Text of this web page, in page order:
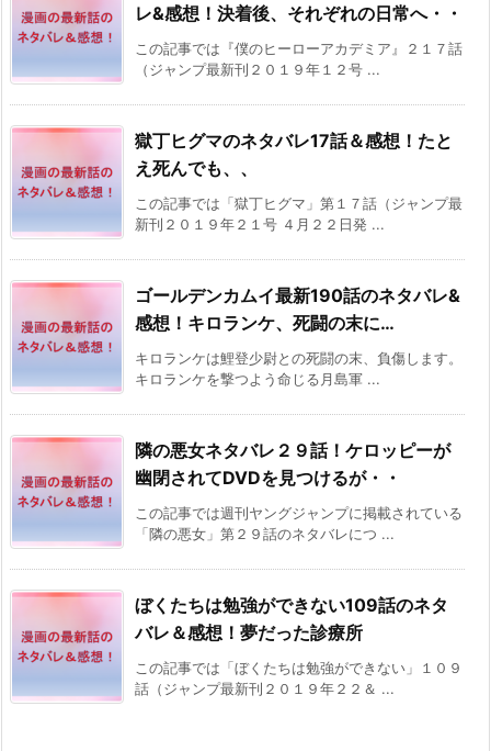
レ&感想！決着後、それぞれの日常へ・・
この記事では『僕のヒーローアカデミア』２１７話
（ジャンプ最新刊２０１９年１２号 ...
獄丁ヒグマのネタバレ17話＆感想！たと
え死んでも、、
この記事では「獄丁ヒグマ」第１７話（ジャンプ最
新刊２０１９年２１号 ４月２２日発 ...
ゴールデンカムイ最新190話のネタバレ&
感想！キロランケ、死闘の末に…
キロランケは鯉登少尉との死闘の末、負傷します。
キロランケを撃つよう命じる月島軍 ...
隣の悪女ネタバレ２９話！ケロッピーが
幽閉されてDVDを見つけるが・・
この記事では週刊ヤングジャンプに掲載されている
「隣の悪女」第２９話のネタバレにつ ...
ぼくたちは勉強ができない109話のネタ
バレ＆感想！夢だった診療所
この記事では「ぼくたちは勉強ができない」１０９
話（ジャンプ最新刊２０１９年２２＆ ...